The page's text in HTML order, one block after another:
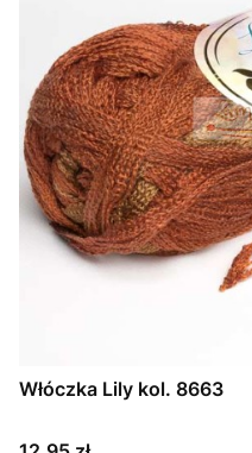
Włóczka Lily kol. 8663